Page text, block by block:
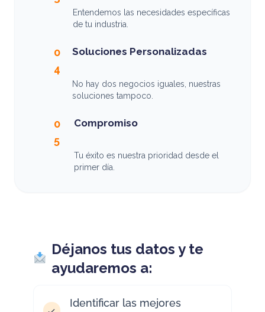
Entendemos las necesidades específicas
de tu industria.
0
4
Soluciones Personalizadas
No hay dos negocios iguales, nuestras
soluciones tampoco.
0
5
Compromiso
Tu éxito es nuestra prioridad desde el
primer día.
Déjanos tus datos y te
ayudaremos a:
Identificar las mejores